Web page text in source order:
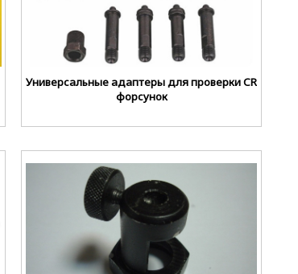
Универсальные адаптеры для проверки CR
форсунок